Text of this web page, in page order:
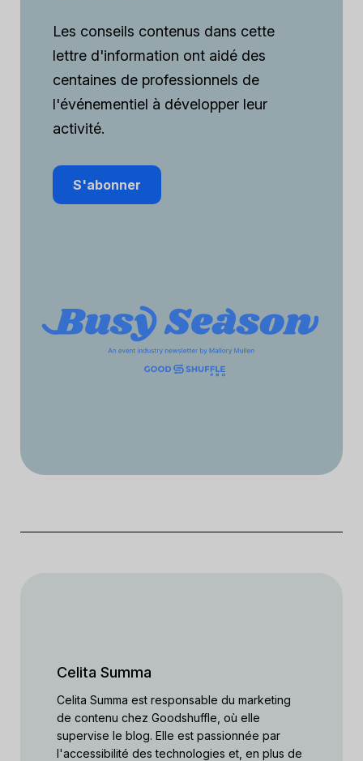
Les conseils contenus dans cette
lettre d'information ont aidé des
centaines de professionnels de
l'événementiel à développer leur
activité.
S'abonner
Celita Summa
Celita Summa est responsable du marketing
de contenu chez Goodshuffle, où elle
supervise le blog. Elle est passionnée par
l'accessibilité des technologies et, en plus de